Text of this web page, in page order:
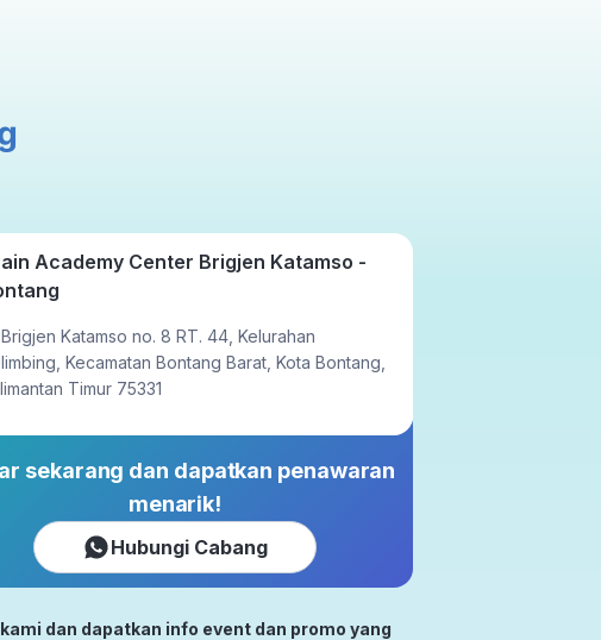
23x setahun
Academy Center Brigjen Katamso -
Katamso no. 8 RT. 44, Kelurahan
Kecamatan Bontang Barat, Kota Bontang,
Timur 75331
sekarang dan dapatkan penawaran
menarik!
Hubungi Cabang
dan dapatkan info event dan promo yang